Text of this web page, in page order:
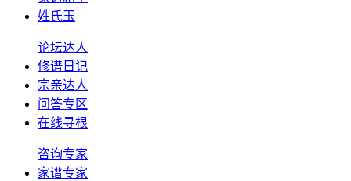
姓氏玉
论坛达人
修谱日记
宗亲达人
问答专区
在线寻根
咨询专家
家谱专家